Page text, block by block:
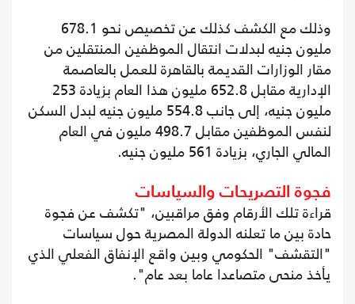
وذلك مع الكشف كذلك عن تخصيص نحو 678.1
مليون جنيه لبدلات انتقال الموظفين المنتقلين من
مقار الوزارات القديمة بالقاهرة للعمل بالعاصمة
الإدارية مقابل 652.8 مليون هذا العام بزيادة 253
مليون جنيه، إلى جانب 554.8 مليون جنيه لبدل السكن
لنفس الموظفين مقابل 498.7 مليون في العام
المالي الجاري، بزيادة 561 مليون جنيه.
فجوة التصريحات والسياسات
قراءة تلك الأرقام وفق مراقبين، "تكشف عن فجوة
حادة بين ما تعلنه الدولة المصرية حول سياسات
"التقشف" الحكومي وبين واقع الإنفاق الفعلي الذي
يأخذ منحى متصاعدا عاما بعد عام".